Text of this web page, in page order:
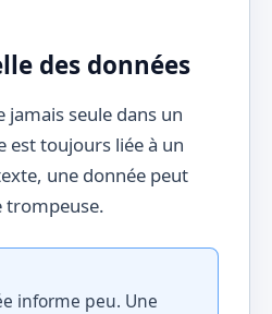
des données
jamais seule dans un
est toujours liée à un
une donnée peut
trompeuse.
informe peu. Une